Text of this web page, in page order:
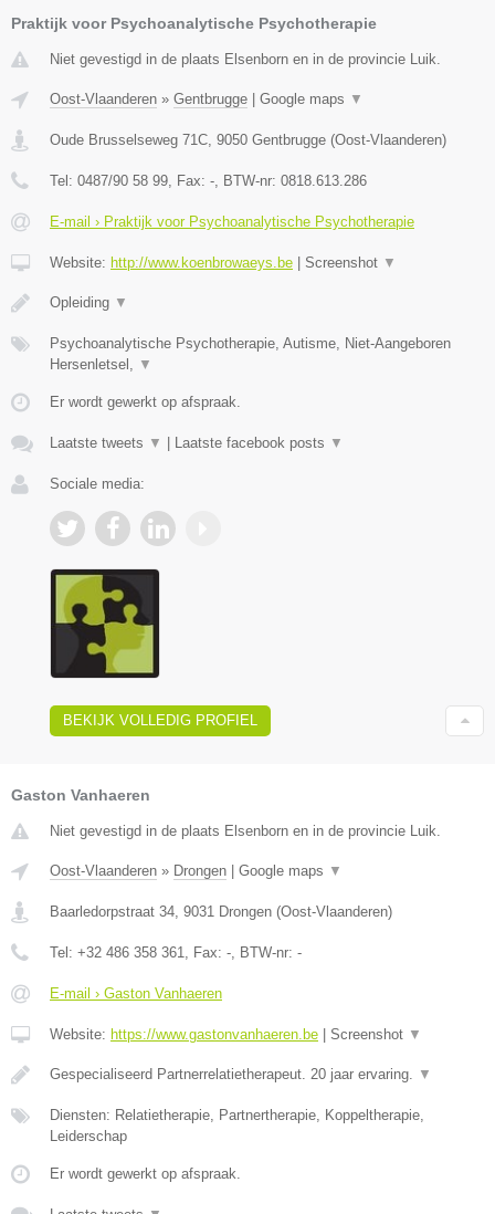
Praktijk voor Psychoanalytische Psychotherapie
Niet gevestigd in de plaats Elsenborn en in de provincie Luik.
Oost-Vlaanderen » Gentbrugge Google maps ▼
Oude Brusselseweg 71C, 9050 Gentbrugge (Oost-Vlaanderen)
Tel: 0487/90 58 99, Fax: -, BTW-nr: 0818.613.286
E-mail › Praktijk voor Psychoanalytische Psychotherapie
Website: http://www.koenbrowaeys.be Screenshot ▼
Opleiding ▼
Psychoanalytische Psychotherapie, Autisme, Niet-Aangeboren
Hersenletsel, ▼
Er wordt gewerkt op afspraak.
Laatste tweets ▼ Laatste facebook posts ▼
Sociale media:
BEKIJK VOLLEDIG PROFIEL
Gaston Vanhaeren
Niet gevestigd in de plaats Elsenborn en in de provincie Luik.
Oost-Vlaanderen » Drongen Google maps ▼
Baarledorpstraat 34, 9031 Drongen (Oost-Vlaanderen)
Tel: +32 486 358 361, Fax: -, BTW-nr: -
E-mail › Gaston Vanhaeren
Website: https://www.gastonvanhaeren.be Screenshot ▼
Gespecialiseerd Partnerrelatietherapeut. 20 jaar ervaring. ▼
Diensten: Relatietherapie, Partnertherapie, Koppeltherapie,
Leiderschap
Er wordt gewerkt op afspraak.